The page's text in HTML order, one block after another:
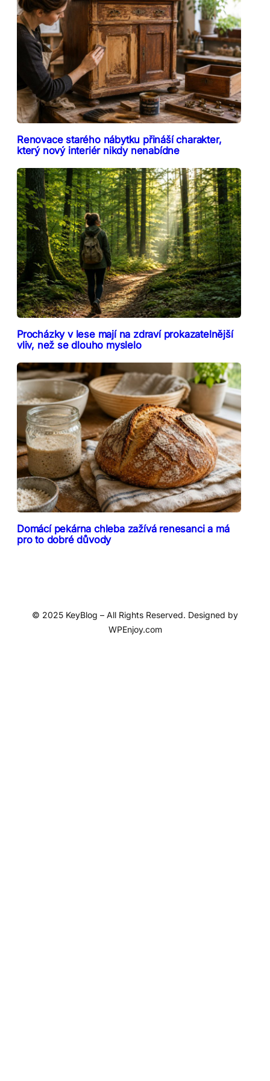
Renovace starého nábytku přináší charakter,
který nový interiér nikdy nenabídne
Procházky v lese mají na zdraví prokazatelnější
vliv, než se dlouho myslelo
Domácí pekárna chleba zažívá renesanci a má
pro to dobré důvody
© 2025 KeyBlog – All Rights Reserved. Designed by
WPEnjoy.com